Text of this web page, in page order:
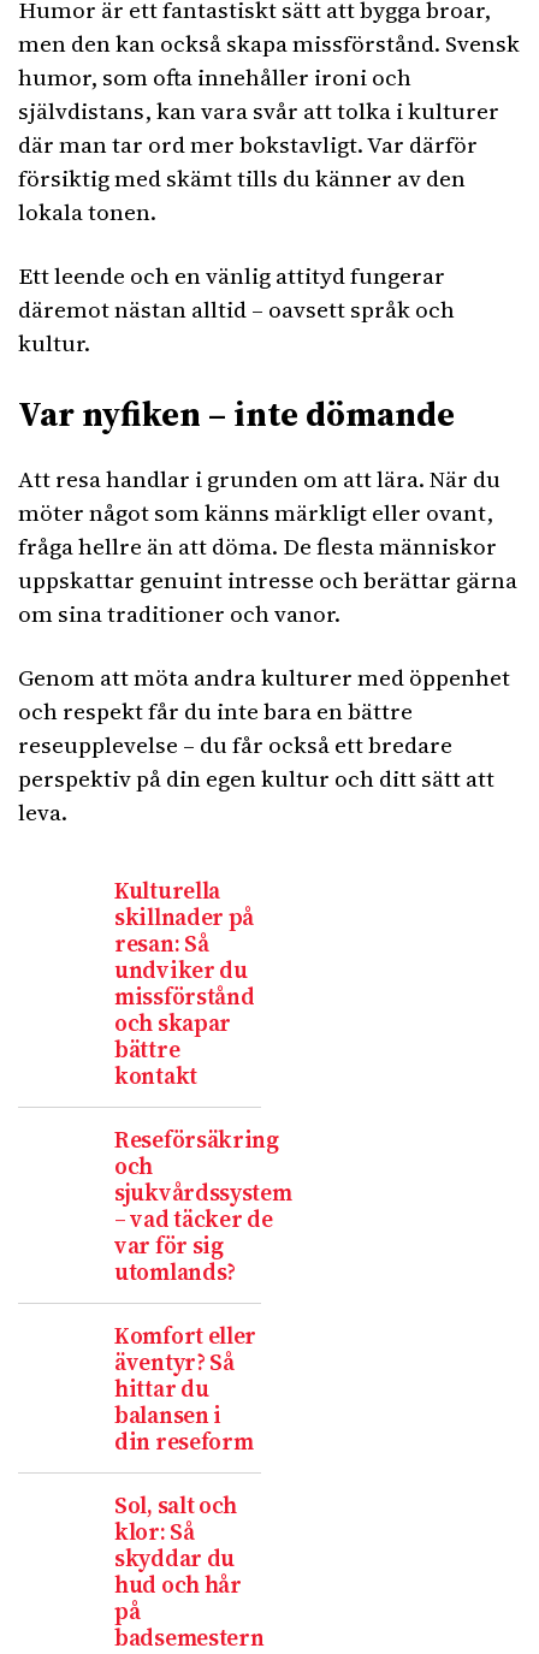
Humor är ett fantastiskt sätt att bygga broar,
men den kan också skapa missförstånd. Svensk
humor, som ofta innehåller ironi och
självdistans, kan vara svår att tolka i kulturer
där man tar ord mer bokstavligt. Var därför
försiktig med skämt tills du känner av den
lokala tonen.
Ett leende och en vänlig attityd fungerar
däremot nästan alltid – oavsett språk och
kultur.
Var nyfiken – inte dömande
Att resa handlar i grunden om att lära. När du
möter något som känns märkligt eller ovant,
fråga hellre än att döma. De flesta människor
uppskattar genuint intresse och berättar gärna
om sina traditioner och vanor.
Genom att möta andra kulturer med öppenhet
och respekt får du inte bara en bättre
reseupplevelse – du får också ett bredare
perspektiv på din egen kultur och ditt sätt att
leva.
Kulturella
skillnader på
resan: Så
undviker du
missförstånd
och skapar
bättre
kontakt
Reseförsäkring
och
sjukvårdssystem
– vad täcker de
var för sig
utomlands?
Komfort eller
äventyr? Så
hittar du
balansen i
din reseform
Sol, salt och
klor: Så
skyddar du
hud och hår
på
badsemestern